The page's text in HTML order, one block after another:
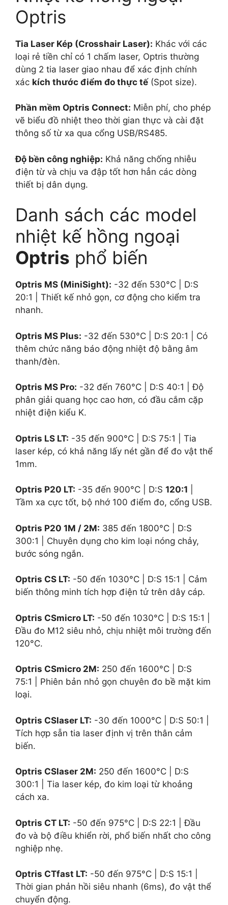
Optris
Tia Laser Kép (Crosshair Laser): Khác với các
loại rẻ tiền chỉ có 1 chấm laser, Optris thường
dùng 2 tia laser giao nhau để xác định chính
xác kích thước điểm đo thực tế(Spot size).
Phần mềm Optris Connect: Miễn phí, cho phép
vẽ biểu đồ nhiệt theo thời gian thực và cài đặt
thông số từ xa qua cổng USB/RS485.
Độ bền công nghiệp: Khả năng chống nhiễu
điện từ và chịu va đập tốt hơn hẳn các dòng
thiết bị dân dụng.
Danh sách các model
nhiệt kế hồng ngoại
Optris phổ biến
Optris MS (MiniSight): -32 đến 530°C | D:S
20:1 | Thiết kế nhỏ gọn, cơ động cho kiểm tra
nhanh.
Optris MS Plus: -32 đến 530°C | D:S 20:1 | Có
thêm chức năng báo động nhiệt độ bằng âm
thanh/đèn.
Optris MS Pro: -32 đến 760°C | D:S 40:1 | Độ
phân giải quang học cao hơn, có đầu cắm cặp
nhiệt điện kiểu K.
Optris LS LT: -35 đến 900°C | D:S 75:1 | Tia
laser kép, có khả năng lấy nét gần để đo vật thể
1mm.
Optris P20 LT: -35 đến 900°C | D:S 120:1
Tầm xa cực tốt, bộ nhớ 100 điểm đo, cổng USB.
Optris P20 1M / 2M: 385 đến 1800°C | D:S
300:1 | Chuyên dụng cho kim loại nóng chảy,
bước sóng ngắn.
Optris CS LT: -50 đến 1030°C | D:S 15:1 | Cảm
biến thông minh tích hợp điện tử trên dây cáp.
Optris CSmicro LT: -50 đến 1030°C | D:S 15:1
Đầu đo M12 siêu nhỏ, chịu nhiệt môi trường đến
120°C.
Optris CSmicro 2M: 250 đến 1600°C | D:S
75:1 | Phiên bản nhỏ gọn chuyên đo bề mặt kim
loại.
Optris CSlaser LT: -30 đến 1000°C | D:S 50:1
Tích hợp sẵn tia laser định vị trên thân cảm
biến.
Optris CSlaser 2M: 250 đến 1600°C | D:S
300:1 | Tia laser kép, đo kim loại từ khoảng
cách xa.
Optris CT LT: -50 đến 975°C | D:S 22:1 | Đầu
đo và bộ điều khiển rời, phổ biến nhất cho công
nghiệp nhẹ.
Optris CTfast LT: -50 đến 975°C | D:S 15:1
Thời gian phản hồi siêu nhanh (6ms), đo vật thể
chuyển động.